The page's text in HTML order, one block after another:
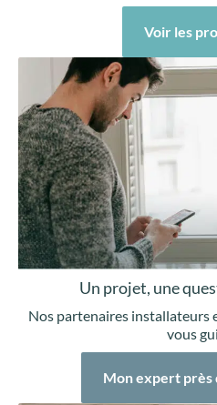
Voir les
Un projet, une
Nos partenaires installateurs
vous
Mon expert près